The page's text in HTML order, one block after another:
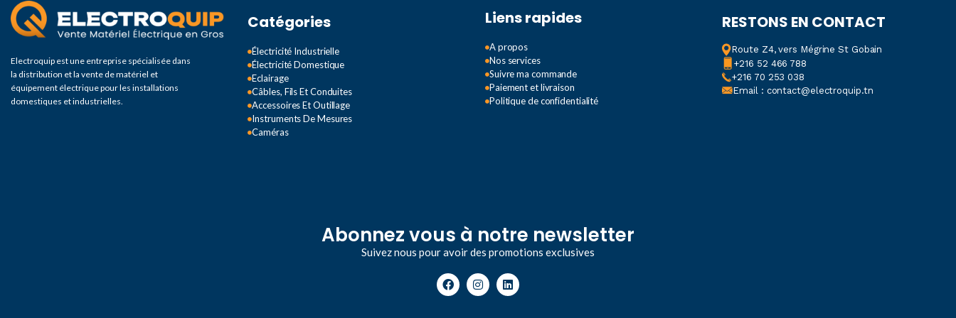
Electroquip est une entreprise spécialisée dans
la distribution et la vente de matériel et
équipement électrique pour les installations
domestiques et industrielles.
Catégories
Électricité Industrielle
Électricité Domestique
Eclairage
Câbles, Fils Et Conduites
Accessoires Et Outillage
Instruments De Mesures
Caméras
Liens rapides
A propos
Nos services
Suivre ma commande
Paiement et livraison
Politique de confidentialité
RESTONS EN CONTACT
Route Z4, vers Mégrine St Gobain
+216 52 466 788
+216 70 253 038
Email : contact@electroquip.tn
Abonnez vous à notre newsletter
Suivez nous pour avoir des promotions exclusives